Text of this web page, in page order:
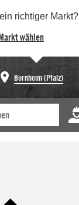
richtiger Markt?
wählen
Bornheim (Pfalz)